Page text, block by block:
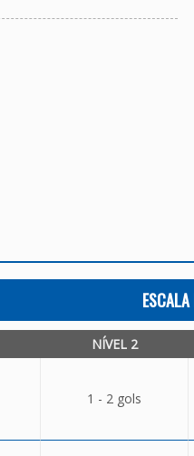
ESCALA
NÍVEL 2
1 - 2 gols